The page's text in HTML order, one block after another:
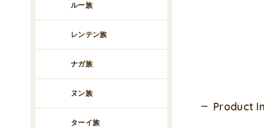
Product
ルー族
レンテン族
ナガ族
ヌン族
ターイ族